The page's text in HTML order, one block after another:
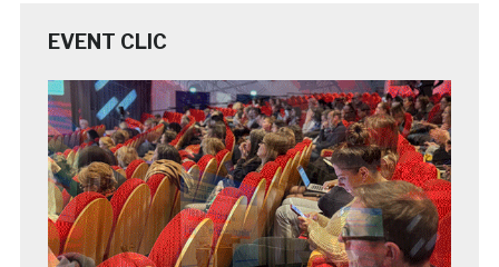
EVENT CLIC